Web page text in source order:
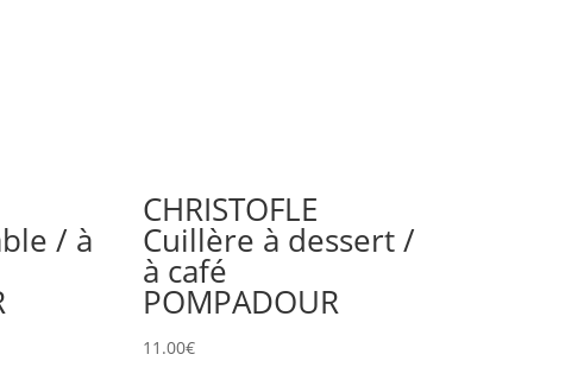
/ à
CHRISTOFLE
Cuillère à dessert /
à café
POMPADOUR
11.00€